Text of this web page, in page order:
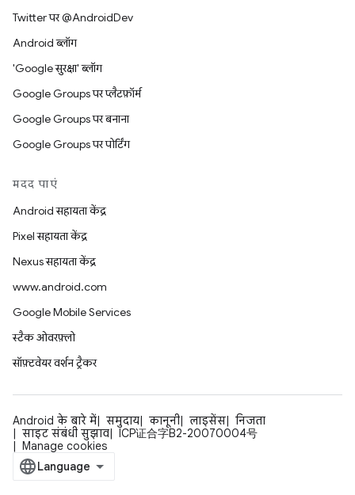
Twitter पर @AndroidDev
Android ब्लॉग
'Google सुरक्षा' ब्लॉग
Google Groups पर प्लैटफ़ॉर्म
Google Groups पर बनाना
Google Groups पर पोर्टिंग
मदद पाएं
Android सहायता केंद्र
Pixel सहायता केंद्र
Nexus सहायता केंद्र
www.android.com
Google Mobile Services
स्टैक ओवरफ़्लो
सॉफ़्टवेयर वर्शन ट्रैकर
Android के बारे में समुदाय कानूनी लाइसेंस
निजता
साइट संबंधी सुझाव
ICP证合字B2-20070004号
Manage cookies